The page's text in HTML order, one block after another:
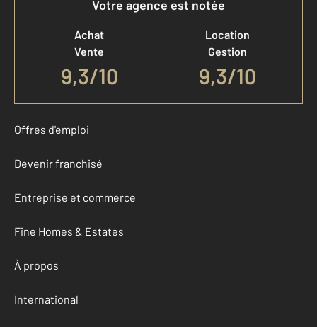
Votre agence est notée
Achat
Vente
9,3/10
Location
Gestion
9,3/10
Offres d'emploi
Devenir franchisé
Entreprise et commerce
Fine Homes & Estates
À propos
International